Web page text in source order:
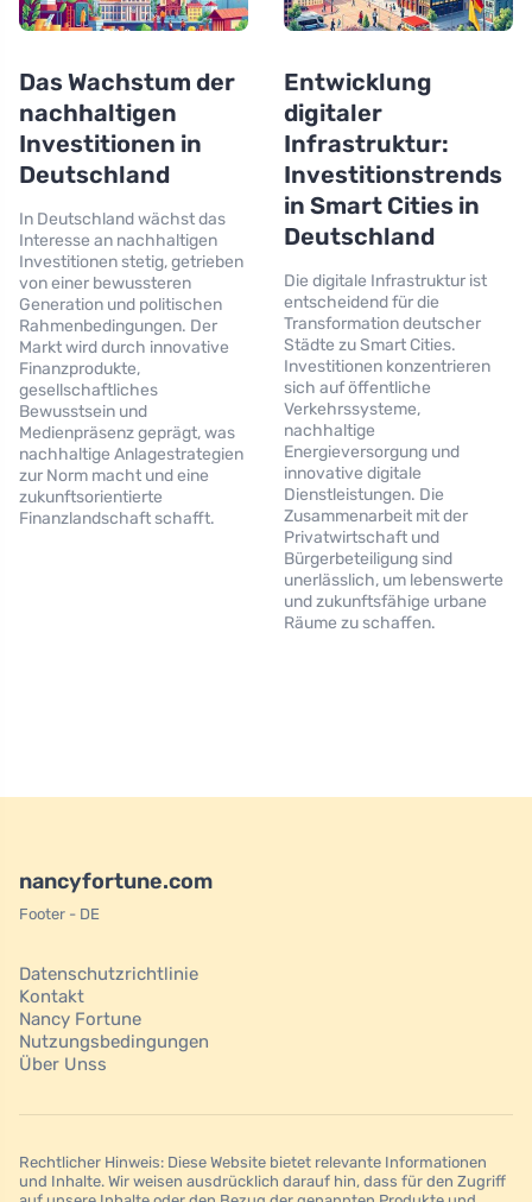
Das Wachstum der
nachhaltigen
Investitionen in
Deutschland
In Deutschland wächst das
Interesse an nachhaltigen
Investitionen stetig, getrieben
von einer bewussteren
Generation und politischen
Rahmenbedingungen. Der
Markt wird durch innovative
Finanzprodukte,
gesellschaftliches
Bewusstsein und
Medienpräsenz geprägt, was
nachhaltige Anlagestrategien
zur Norm macht und eine
zukunftsorientierte
Finanzlandschaft schafft.
Entwicklung
digitaler
Infrastruktur:
Investitionstrends
in Smart Cities in
Deutschland
Die digitale Infrastruktur ist
entscheidend für die
Transformation deutscher
Städte zu Smart Cities.
Investitionen konzentrieren
sich auf öffentliche
Verkehrssysteme,
nachhaltige
Energieversorgung und
innovative digitale
Dienstleistungen. Die
Zusammenarbeit mit der
Privatwirtschaft und
Bürgerbeteiligung sind
unerlässlich, um lebenswerte
und zukunftsfähige urbane
Räume zu schaffen.
nancyfortune.com
Footer - DE
Datenschutzrichtlinie
Kontakt
Nancy Fortune
Nutzungsbedingungen
Über Unss
Rechtlicher Hinweis: Diese Website bietet relevante Informationen
und Inhalte. Wir weisen ausdrücklich darauf hin, dass für den Zugriff